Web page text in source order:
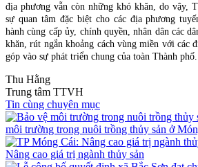
địa phương vẫn còn những khó khăn, do vậy,
sự quan tâm đặc biệt cho các địa phương
hành cùng cấp ủy, chính quyền, nhân dân các
khăn, rút ngắn khoảng cách vùng miền với các
góp vào sự phát triển chung của toàn Thành phố.
Thu Hằng
Trung tâm TTVH
Tin cùng chuyên mục
môi trường trong nuôi trồng thủy sản ở
Nâng cao giá trị ngành thủy sản